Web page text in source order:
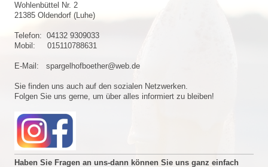
Wohlenbüttel Nr. 2
21385 Oldendorf (Luhe)
Telefon: 04132 9309033
Mobil: 015110788631
E-Mail: spargelhofboether@web.de
Sie finden uns auch auf den sozialen Netzwerken.
Folgen Sie uns gerne, um über alles informiert zu bleiben!
Haben Sie Fragen an uns-dann können Sie uns ganz einfach